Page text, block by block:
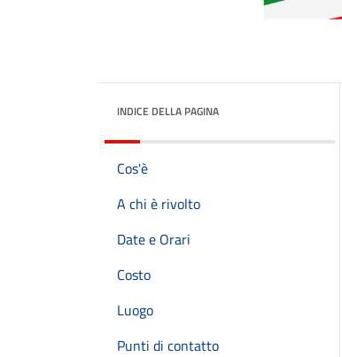
INDICE DELLA PAGINA
Cos'è
A chi è rivolto
Date e Orari
Costo
Luogo
Punti di contatto